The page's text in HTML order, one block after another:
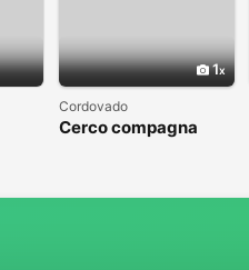
1
Cordovado
Cerco compagna